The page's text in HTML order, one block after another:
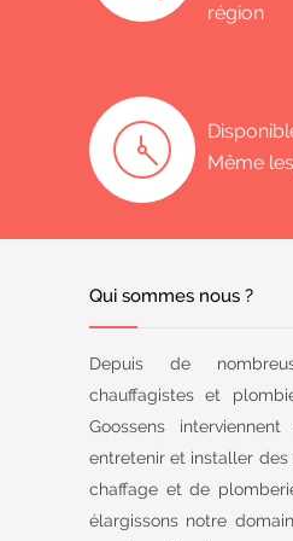
région
Même
Qui sommes nous ?
Depuis de
chauffagistes et
Goossens
entretenir et installer
chaffage et de
élargissons notre